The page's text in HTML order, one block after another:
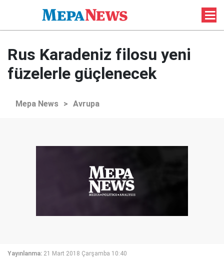
Rus Karadeniz filosu yeni
füzelerle güçlenecek
Mepa News > Avrupa
Yayınlanma: 21 Mart 2018 Çarşamba 10:40